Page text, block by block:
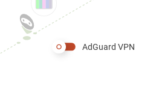
AdGuard VPN